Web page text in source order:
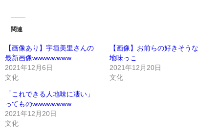
関連
【画像あり】宇垣美里さんの
最新画像wwwwwwww
2021年12月6日
文化
【画像】お前らの好きそうな
地味っこ
2021年12月20日
文化
「これできる人地味に凄い」
ってものwwwwwwww
2021年12月20日
文化